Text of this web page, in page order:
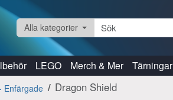
Alla kategorier
LEGO Merch & Mer Tärningar
Enfärgade Dragon Shield